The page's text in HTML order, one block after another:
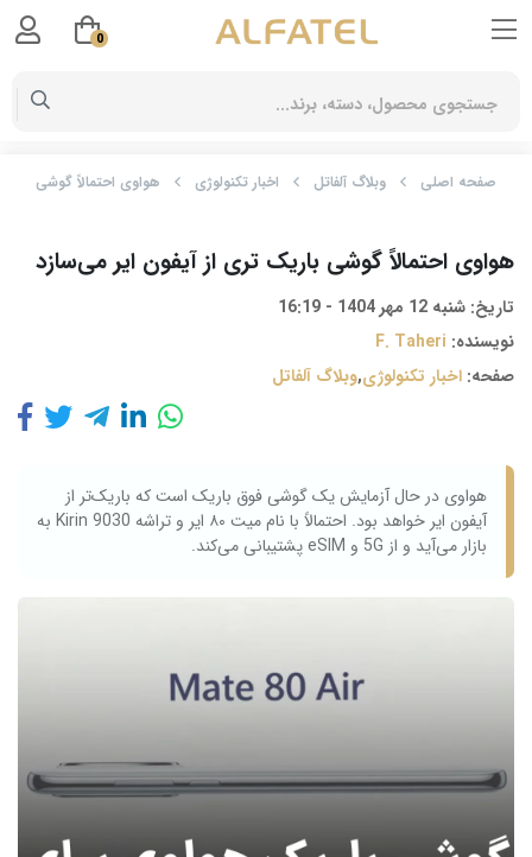
صفحه اصلی وبلاگ آلفاتل اخبار تکنولوژی هواوی احتمالاً گوشی
هواوی احتمالاً گوشی باریک تری از آیفون ایر می‌سازد
تاریخ: شنبه 12 مهر 1404 - 16:19
نویسنده: F. Taheri
صفحه: اخبار تکنولوژی,وبلاگ آلفاتل
هواوی در حال آزمایش یک گوشی فوق باریک است که باریک‌تر از
آیفون ایر خواهد بود. احتمالاً با نام میت ۸۰ ایر و تراشه Kirin 9030 به
بازار می‌آید و از 5G و eSIM پشتیبانی می‌کند.
0